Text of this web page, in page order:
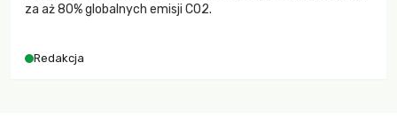
za aż 80% globalnych emisji CO2.
Redakcja